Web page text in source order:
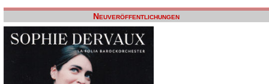
Neuveröffentlichungen